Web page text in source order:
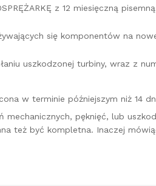
z 12 miesięczną
się komponentów na
uszkodzonej turbiny, wraz z
w terminie późniejszym niż 14
mechanicznych, pęknięć, lub
też być kompletna. Inaczej